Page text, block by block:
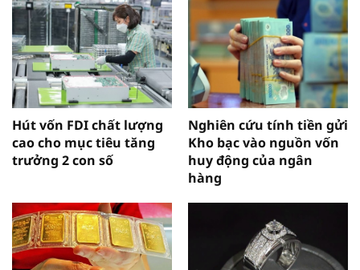
Hút vốn FDI chất lượng
cao cho mục tiêu tăng
trưởng 2 con số
Nghiên cứu tính tiền gửi
Kho bạc vào nguồn vốn
huy động của ngân
hàng